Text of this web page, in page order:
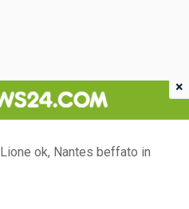
Lione ok, Nantes beffato in
×